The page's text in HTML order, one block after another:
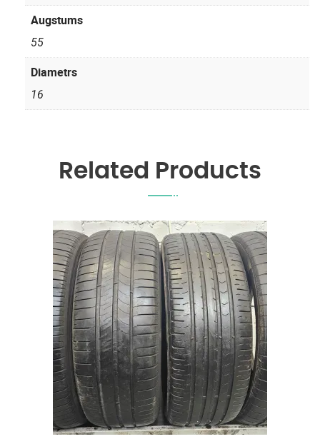
Augstums
55
Diametrs
16
Related Products